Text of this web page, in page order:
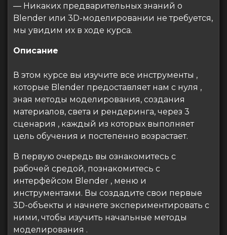
— Никаких предварительных знаний о
Blender или 3D-моделировании не требуется,
мы увидим их в ходе курса.
Описание
В этом курсе вы изучите все инструменты ,
которые Blender предоставляет нам с нуля ,
зная методы моделирования, создания
материалов, света и рендеринга, через 3
сценария , каждый из которых выполняет
цель обучения и постепенно возрастает.
В первую очередь вы ознакомитесь с
рабочей средой, познакомитесь с
интерфейсом Blender , меню и
инструментами. Вы создадите свои первые
3D-объекты и начнете экспериментировать с
ними, чтобы изучить начальные методы
моделирования .